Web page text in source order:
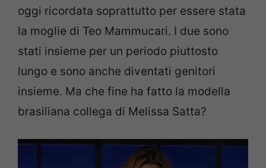
oggi ricordata soprattutto per essere stata
la moglie di Teo Mammucari. I due sono
stati insieme per un periodo piuttosto
lungo e sono anche diventati genitori
insieme. Ma che fine ha fatto la modella
brasiliana collega di Melissa Satta?